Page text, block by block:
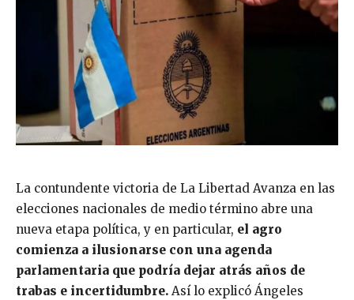
La contundente victoria de La Libertad Avanza en las
elecciones nacionales de medio término abre una
nueva etapa política, y en particular, el agro
comienza a ilusionarse con una agenda
parlamentaria que podría dejar atrás años de
trabas e incertidumbre. Así lo explicó Ángeles